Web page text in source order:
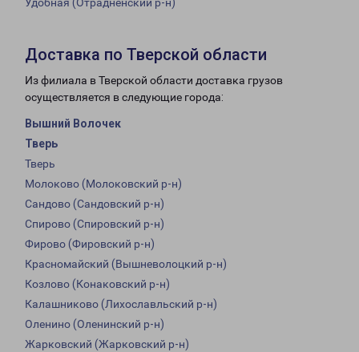
Удобная (Отрадненский р-н)
Доставка по Тверской области
Из филиала в Тверской области доставка грузов
осуществляется в следующие города:
Вышний Волочек
Тверь
Тверь
Молоково (Молоковский р-н)
Сандово (Сандовский р-н)
Спирово (Спировский р-н)
Фирово (Фировский р-н)
Красномайский (Вышневолоцкий р-н)
Козлово (Конаковский р-н)
Калашниково (Лихославльский р-н)
Оленино (Оленинский р-н)
Жарковский (Жарковский р-н)